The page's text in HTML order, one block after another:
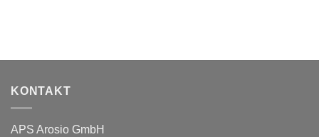
KONTAKT
APS Arosio GmbH